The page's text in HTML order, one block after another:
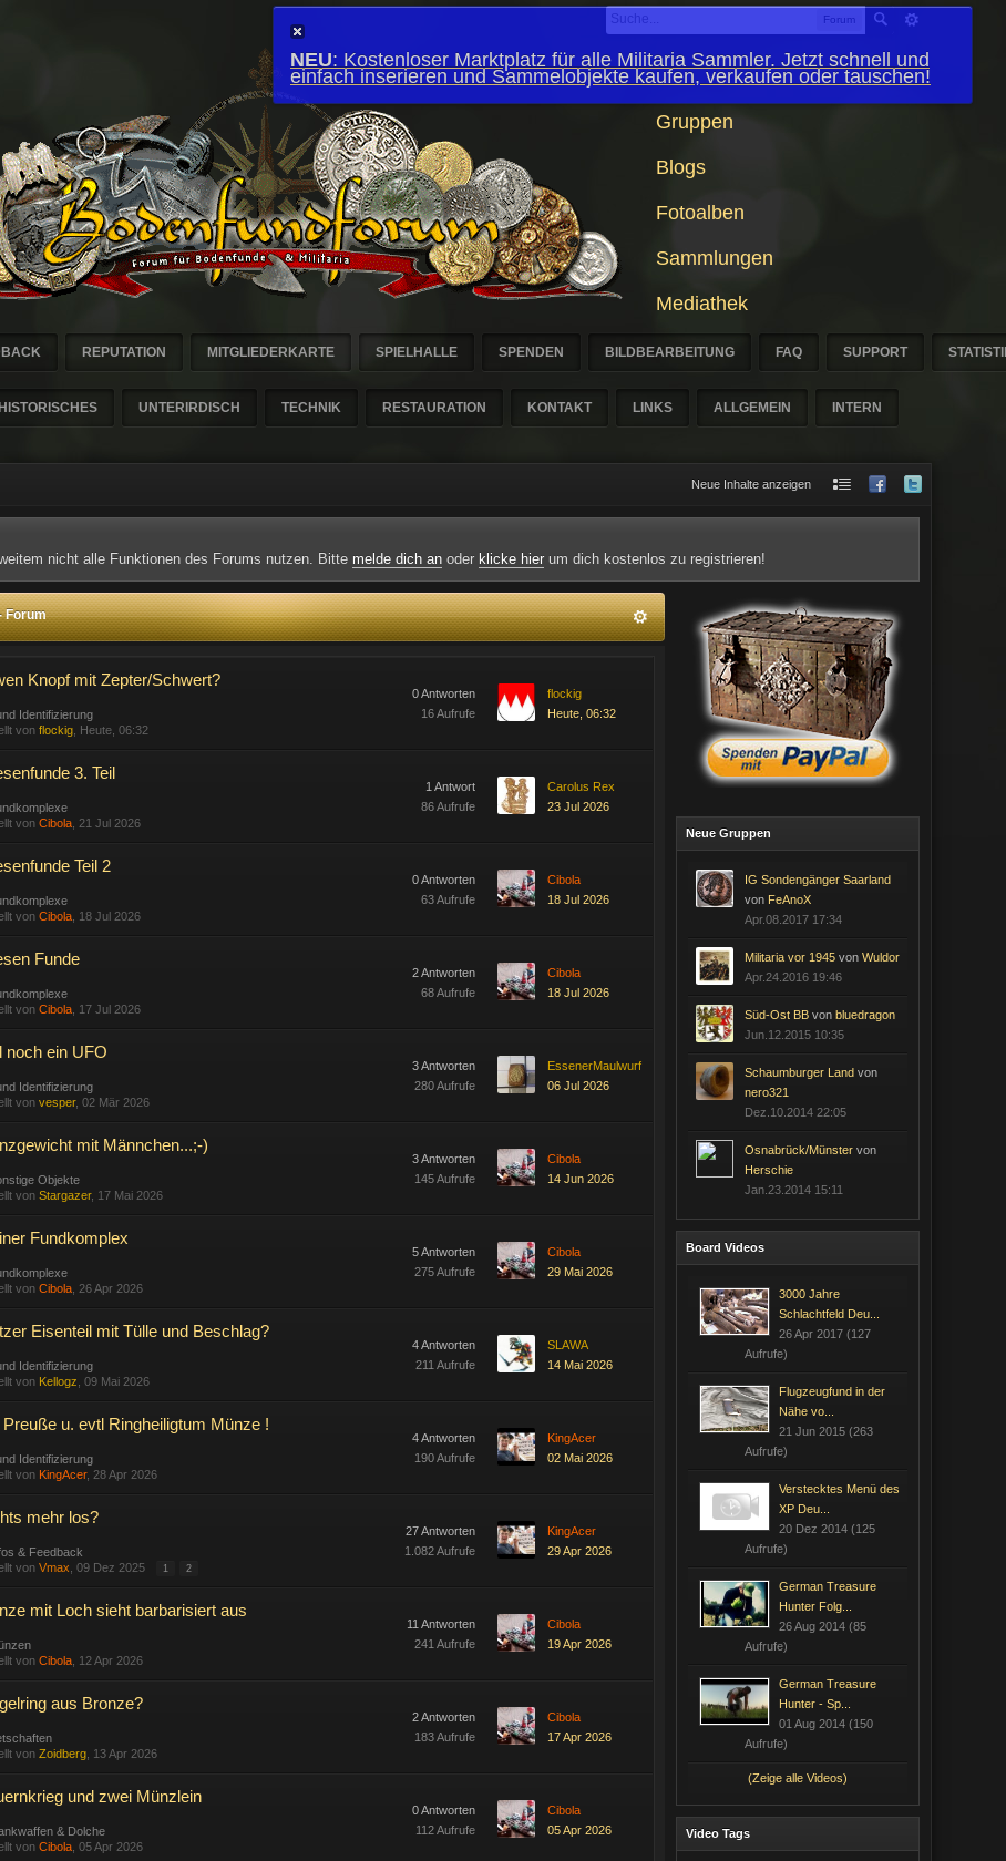
Forum
Gruppen
Blogs
Fotoalben
Sammlungen
Mediathek
REPUTATION MITGLIEDERKARTE SPIELHALLE SPENDEN BILDBEARBEITUNG FAQ SUPPORT
HISTORISCHES UNTERIRDISCH TECHNIK RESTAURATION KONTAKT LINKS ALLGEMEIN INTERN
Neue Inhalte anzeigen
NEU: Kostenloser Marktplatz für alle Militaria Sammler. Jetzt schnell und
einfach inserieren und Sammelobjekte kaufen, verkaufen oder tauschen!
nicht alle Funktionen des Forums nutzen. Bitte melde dich an oder klicke hier um dich kostenlos zu registrieren!
Forum
Knopf mit Zepter/Schwert?
Identifizierung
vonflockig , Heute, 06:32
0 Antworten
16 Aufrufe
flockig
Heute, 06:32
3. Teil
vonCibola , 21 Jul 2026
1 Antwort
86 Aufrufe
Carolus Rex
23 Jul 2026
Teil 2
vonCibola , 18 Jul 2026
0 Antworten
63 Aufrufe
Cibola
18 Jul 2026
Funde
vonCibola , 17 Jul 2026
2 Antworten
68 Aufrufe
Cibola
18 Jul 2026
noch ein UFO
Identifizierung
vonvesper, 02 Mär 2026
3 Antworten
280 Aufrufe
EssenerMaulwurf
06 Jul 2026
mit Männchen...;-)
Objekte
vonStargazer, 17 Mai 2026
3 Antworten
145 Aufrufe
Cibola
14 Jun 2026
Fundkomplex
vonCibola , 26 Apr 2026
5 Antworten
275 Aufrufe
Cibola
29 Mai 2026
Eisenteil mit Tülle und Beschlag?
Identifizierung
von Kellogz , 09 Mai 2026
4 Antworten
211 Aufrufe
SLAWA
14 Mai 2026
Preuße u. evtl Ringheiligtum Münze !
Identifizierung
von KingAcer, 28 Apr 2026
4 Antworten
190 Aufrufe
KingAcer
02 Mai 2026
mehr los?
& Feedback
vonVmax , 09 Dez 2025 1 2
27 Antworten
1.082 Aufrufe
KingAcer
29 Apr 2026
mit Loch sieht barbarisiert aus
vonCibola , 12 Apr 2026
11 Antworten
241 Aufrufe
Cibola
19 Apr 2026
aus Bronze?
vonZoidberg , 13 Apr 2026
2 Antworten
183 Aufrufe
Cibola
17 Apr 2026
und zwei Münzlein
& Dolche
vonCibola , 05 Apr 2026
0 Antworten
112 Aufrufe
Cibola
05 Apr 2026
Neue Gruppen
IG Sondengänger Saarland
von FeAnoX
Apr.08.2017 17:34
Militaria vor 1945von Wuldor
Apr.24.2016 19:46
Süd-Ost BB von bluedragon
Jun.12.2015 10:35
Schaumburger Landvon
nero321
Dez.10.2014 22:05
Osnabrück/Münstervon
Herschie
Jan.23.2014 15:11
Board Videos
3000 Jahre
Schlachtfeld Deu...
26 Apr 2017 (127
Aufrufe)
Flugzeugfund in der
Nähe vo...
21 Jun 2015 (263
Aufrufe)
Verstecktes Menü des
XP Deu...
20 Dez 2014 (125
Aufrufe)
German Treasure
Hunter Folg...
26 Aug 2014 (85
Aufrufe)
German Treasure
Hunter - Sp...
01 Aug 2014 (150
Aufrufe)
(Zeige alle Videos)
Video Tags